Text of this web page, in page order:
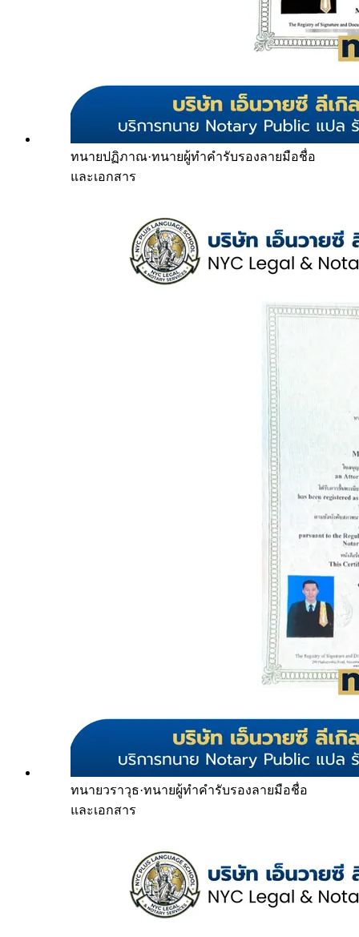
ทนายปฏิภาณ·ทนายผู้ทำคำรับรองลายมือชื่อ
และเอกสาร
ทนายวราวุธ·ทนายผู้ทำคำรับรองลายมือชื่อ
และเอกสาร